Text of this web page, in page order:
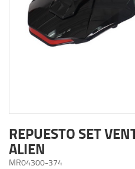
REPUESTO SET
ALIEN
MR04300-374